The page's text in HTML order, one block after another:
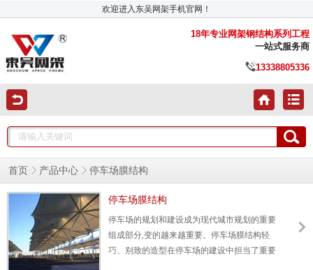
欢迎进入东吴网架手机官网！
18年专业网架钢结构系列工程
一站式服务商
13338805336
首页 产品中心 停车场膜结构
停车场膜结构
停车场的规划和建设成为现代城市规划的重要
组成部分,变的越来越重要。停车场膜结构轻
巧、别致的造型在停车场的建设中担当了重要